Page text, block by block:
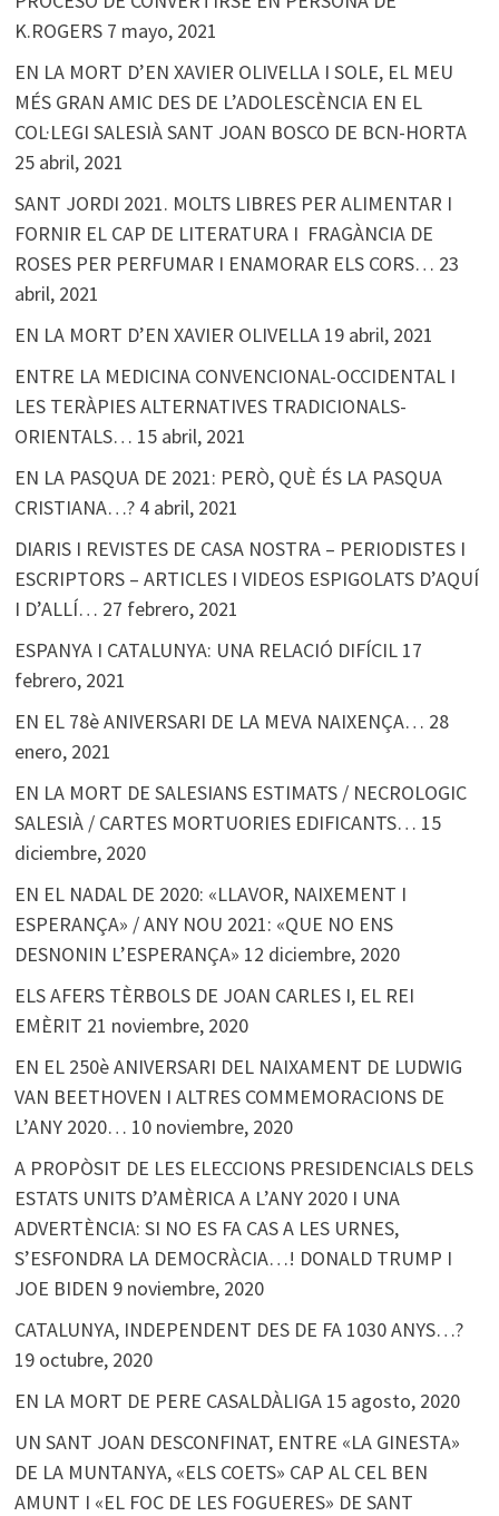
K.ROGERS 7 mayo, 2021
EN LA MORT D’EN XAVIER OLIVELLA I SOLE, EL MEU
MÉS GRAN AMIC DES DE L’ADOLESCÈNCIA EN EL
COL·LEGI SALESIÀ SANT JOAN BOSCO DE BCN-HORTA
25 abril, 2021
SANT JORDI 2021. MOLTS LIBRES PER ALIMENTAR I
FORNIR EL CAP DE LITERATURA I FRAGÀNCIA DE
ROSES PER PERFUMAR I ENAMORAR ELS CORS… 23
abril, 2021
EN LA MORT D’EN XAVIER OLIVELLA 19 abril, 2021
ENTRE LA MEDICINA CONVENCIONAL-OCCIDENTAL I
LES TERÀPIES ALTERNATIVES TRADICIONALS-
ORIENTALS… 15 abril, 2021
EN LA PASQUA DE 2021: PERÒ, QUÈ ÉS LA PASQUA
CRISTIANA…? 4 abril, 2021
DIARIS I REVISTES DE CASA NOSTRA – PERIODISTES I
ESCRIPTORS – ARTICLES I VIDEOS ESPIGOLATS D’AQUÍ
I D’ALLÍ… 27 febrero, 2021
ESPANYA I CATALUNYA: UNA RELACIÓ DIFÍCIL 17
febrero, 2021
EN EL 78è ANIVERSARI DE LA MEVA NAIXENÇA… 28
enero, 2021
EN LA MORT DE SALESIANS ESTIMATS / NECROLOGIC
SALESIÀ / CARTES MORTUORIES EDIFICANTS… 15
diciembre, 2020
EN EL NADAL DE 2020: «LLAVOR, NAIXEMENT I
ESPERANÇA» / ANY NOU 2021: «QUE NO ENS
DESNONIN L’ESPERANÇA» 12 diciembre, 2020
ELS AFERS TÈRBOLS DE JOAN CARLES I, EL REI
EMÈRIT 21 noviembre, 2020
EN EL 250è ANIVERSARI DEL NAIXAMENT DE LUDWIG
VAN BEETHOVEN I ALTRES COMMEMORACIONS DE
L’ANY 2020… 10 noviembre, 2020
A PROPÒSIT DE LES ELECCIONS PRESIDENCIALS DELS
ESTATS UNITS D’AMÈRICA A L’ANY 2020 I UNA
ADVERTÈNCIA: SI NO ES FA CAS A LES URNES,
S’ESFONDRA LA DEMOCRÀCIA…! DONALD TRUMP I
JOE BIDEN 9 noviembre, 2020
CATALUNYA, INDEPENDENT DES DE FA 1030 ANYS…?
19 octubre, 2020
EN LA MORT DE PERE CASALDÀLIGA 15 agosto, 2020
UN SANT JOAN DESCONFINAT, ENTRE «LA GINESTA»
DE LA MUNTANYA, «ELS COETS» CAP AL CEL BEN
AMUNT I «EL FOC DE LES FOGUERES» DE SANT